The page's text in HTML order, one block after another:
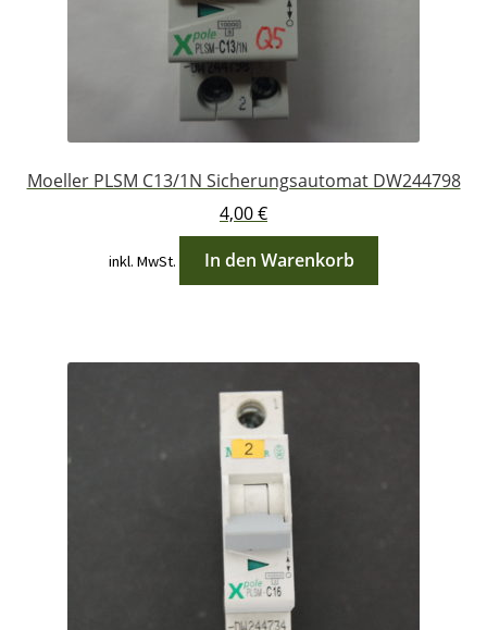
Moeller PLSM C13/1N Sicherungsautomat DW244798
4,00€
inkl. MwSt. In den Warenkorb